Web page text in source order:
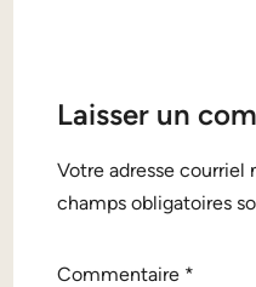
Laisser un
Votre adresse courriel
champs obligatoires
Commentaire *